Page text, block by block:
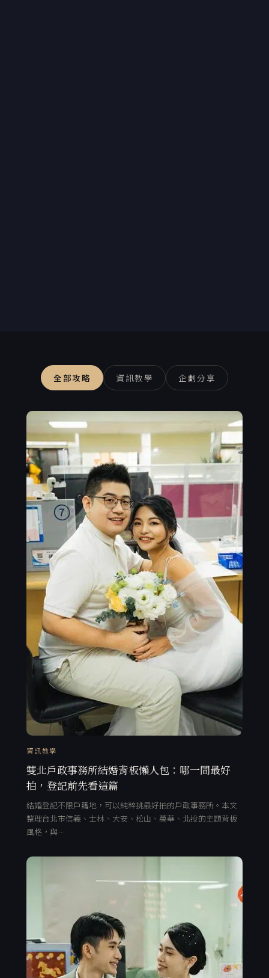
全部攻略 資訊教學 企劃分享
資訊教學
雙北戶政事務所結婚背板懶人包：哪一間最好
拍，登記前先看這篇
結婚登記不限戶籍地，可以純粹挑最好拍的戶政事務所。本文
整理台北市信義、士林、大安、松山、萬華、北投的主題背板
風格，與…